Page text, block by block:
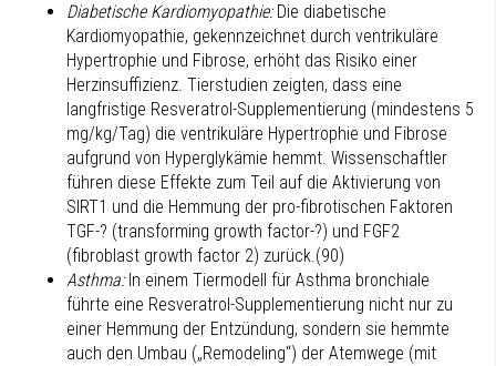
Diabetische Kardiomyopathie:Die diabetische
Kardiomyopathie, gekennzeichnet durch ventrikuläre
Hypertrophie und Fibrose, erhöht das Risiko einer
Herzinsuffizienz. Tierstudien zeigten, dass eine
langfristige Resveratrol-Supplementierung (mindestens 5
mg/kg/Tag) die ventrikuläre Hypertrophie und Fibrose
aufgrund von Hyperglykämie hemmt. Wissenschaftler
führen diese Effekte zum Teil auf die Aktivierung von
SIRT1 und die Hemmung der pro-fibrotischen Faktoren
TGF-? (transforming growth factor-?) und FGF2
(fibroblast growth factor 2) zurück.(90)
Asthma:In einem Tiermodell für Asthma bronchiale
führte eine Resveratrol-Supplementierung nicht nur zu
einer Hemmung der Entzündung, sondern sie hemmte
auch den Umbau („Remodeling“) der Atemwege (mit